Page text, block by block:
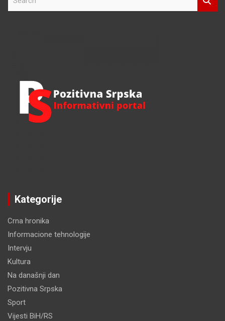
Kategorije
Crna hronika
Informacione tehnologije
Intervju
Kultura
Na današnji dan
Pozitivna Srpska
Sport
Vijesti BiH/RS